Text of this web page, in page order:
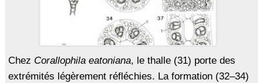
Chez Corallophila eatoniana, le thalle (31) porte des
extrémités légèrement réfléchies. La formation (32–34)